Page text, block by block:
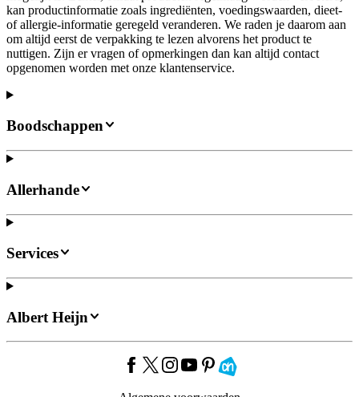
kan productinformatie zoals ingrediënten, voedingswaarden, dieet-
of allergie-informatie geregeld veranderen. We raden je daarom aan
om altijd eerst de verpakking te lezen alvorens het product te
nuttigen. Zijn er vragen of opmerkingen dan kan altijd contact
opgenomen worden met onze klantenservice.
Boodschappen
Allerhande
Services
Albert Heijn